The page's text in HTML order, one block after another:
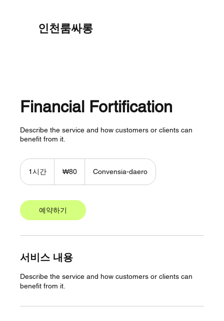
인천룸싸롱
Financial Fortification
Describe the service and how customers or clients can
benefit from it.
1시간 ₩80 Convensia-daero
예약하기
서비스 내용
Describe the service and how customers or clients can
benefit from it.